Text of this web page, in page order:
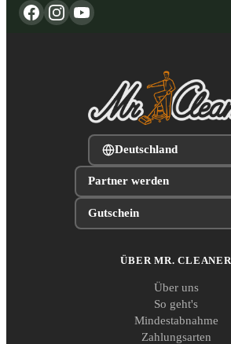
Deutschland
Partner werden
Gutschein
ÜBER MR. CLEANER
Über uns
So geht's
Mindestabnahme
Zahlungsarten